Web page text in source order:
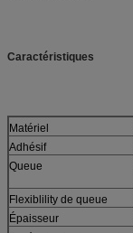
Caractéristiques
Matériel
Adhésif
Queue
Flexiblility de queue
Épaisseur